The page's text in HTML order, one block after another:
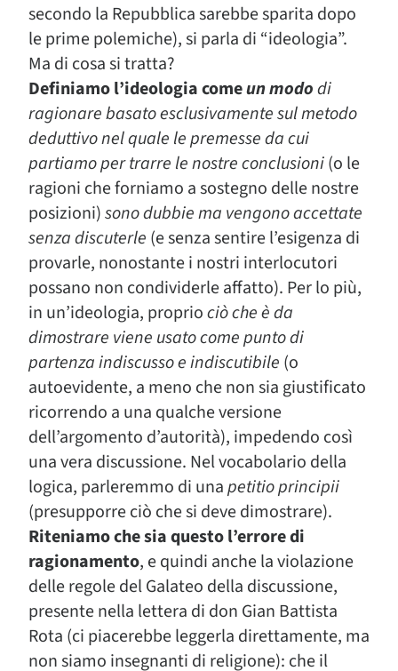
secondo la Repubblica sarebbe sparita dopo
le prime polemiche), si parla di “ideologia”.
Ma di cosa si tratta?
Definiamo l’ideologia comeun mododi
ragionare basato esclusivamente sul metodo
deduttivo nel quale le premesse da cui
partiamo per trarre le nostre conclusioni(o le
ragioni che forniamo a sostegno delle nostre
posizioni)sono dubbie ma vengono accettate
senza discuterle (e senza sentire l’esigenza di
provarle, nonostante i nostri interlocutori
possano non condividerle affatto). Per lo più,
in un’ideologia, propriociò che è da
dimostrare viene usato come punto di
partenza indiscusso e indiscutibile (o
autoevidente, a meno che non sia giustificato
ricorrendo a una qualche versione
dell’argomento d’autorità), impedendo così
una vera discussione. Nel vocabolario della
logica, parleremmo di unapetitio principii
(presupporre ciò che si deve dimostrare).
Riteniamo che sia questo l’errore di
ragionamento, e quindi anche la violazione
delle regole del Galateo della discussione,
presente nella lettera di don Gian Battista
Rota (ci piacerebbe leggerla direttamente, ma
non siamo insegnanti di religione): che il